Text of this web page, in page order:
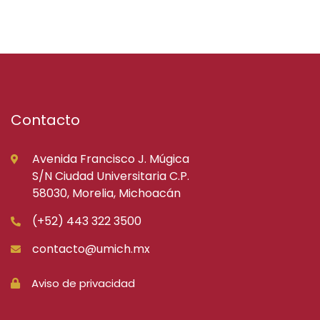
Contacto
Avenida Francisco J. Múgica
S/N Ciudad Universitaria C.P.
58030, Morelia, Michoacán
(+52) 443 322 3500
contacto@umich.mx
Aviso de privacidad